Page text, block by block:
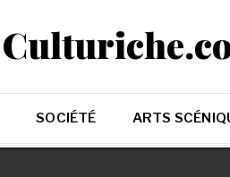
SOCIÉTÉ ARTS